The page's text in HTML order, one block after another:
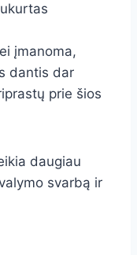
įmanoma,
dantis dar
prie šios
daugiau
svarbą ir